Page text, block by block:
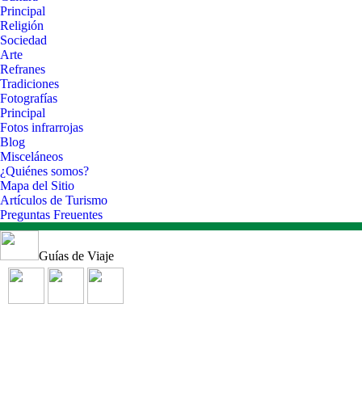
Principal
Religión
Sociedad
Arte
Refranes
Tradiciones
Fotografías
Principal
Fotos infrarrojas
Blog
Misceláneos
¿Quiénes somos?
Mapa del Sitio
Artículos de Turismo
Preguntas Freuentes
Guías de Viaje